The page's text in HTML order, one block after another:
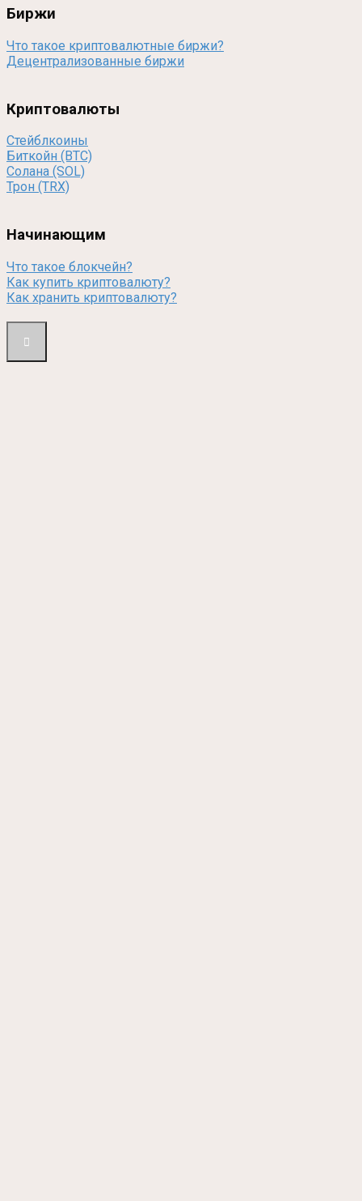
Биржи
Что такое криптовалютные биржи?
Децентрализованные биржи
Криптовалюты
Стейблкоины
Биткойн (BTC)
Солана (SOL)
Трон (TRX)
Начинающим
Что такое блокчейн?
Как купить криптовалюту?
Как хранить криптовалюту?